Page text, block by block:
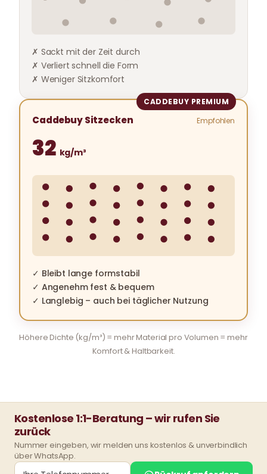
✗ Sackt mit der Zeit durch
✗ Verliert schnell die Form
✗ Weniger Sitzkomfort
CADDEBUY PREMIUM
Caddebuy Sitzecken Empfohlen
32 kg/m³
✓ Bleibt lange formstabil
✓ Angenehm fest & bequem
✓ Langlebig – auch bei täglicher Nutzung
Höhere Dichte (kg/m³) = mehr Material pro Volumen = mehr
Komfort & Haltbarkeit.
Kostenlose 1:1-Beratung – wir rufen Sie
zurück
Nummer eingeben, wir melden uns kostenlos & unverbindlich
über WhatsApp.